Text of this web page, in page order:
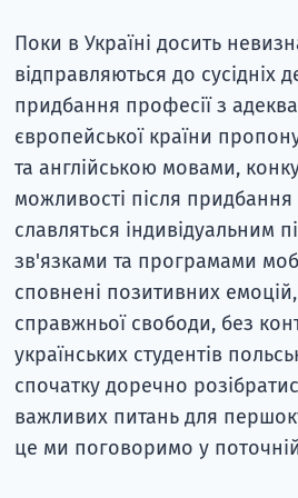
Поки в Україні досить
відправляються до сусідніх
придбання професії з
європейської країни
та англійською мовами,
можливості після
славляться індивідуальним
зв'язками та програмами
сповнені позитивних
справжньої свободи, без
українських студентів
спочатку доречно
важливих питань для
це ми поговоримо у поточній